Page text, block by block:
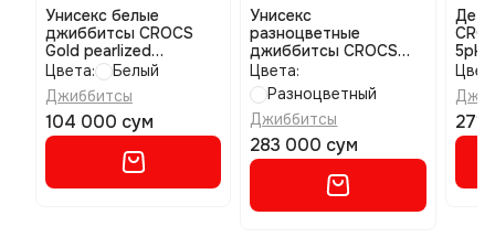
Унисекс белые
джиббитсы CROCS
Gold pearlized
butterfly размер one
size
Цвета:
Белый
Джиббитсы
104 000 сум
Унисекс
разноцветные
джиббитсы CROCS
Frozen размер one
size
Цвета:
Разноцветный
Джиббитсы
283 000 сум
Детские
5pk
271